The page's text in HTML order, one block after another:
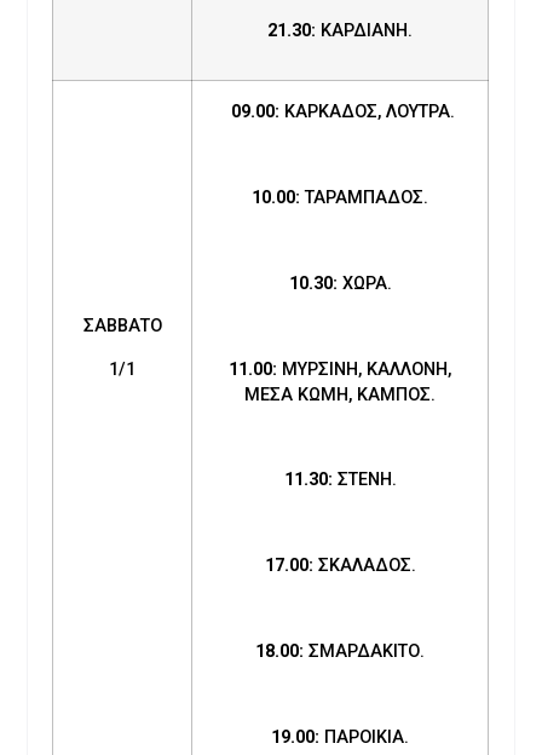
21.30: ΚΑΡΔΙΑΝΗ.
ΣΑΒΒΑΤΟ
1/1
09.00: ΚΑΡΚΑΔΟΣ, ΛΟΥΤΡΑ.
10.00:ΤΑΡΑΜΠΑΔΟΣ.
10.30: ΧΩΡΑ.
11.00: ΜΥΡΣΙΝΗ, ΚΑΛΛΟΝΗ,
ΜΕΣΑ ΚΩΜΗ, ΚΑΜΠΟΣ.
11.30: ΣΤΕΝΗ.
17.00: ΣΚΑΛΑΔΟΣ.
18.00:ΣΜΑΡΔΑΚΙΤΟ.
19.00: ΠΑΡΟΙΚΙΑ.